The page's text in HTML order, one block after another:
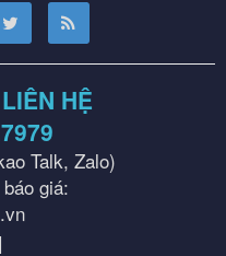
HỆ
Talk, Zalo)
giá: